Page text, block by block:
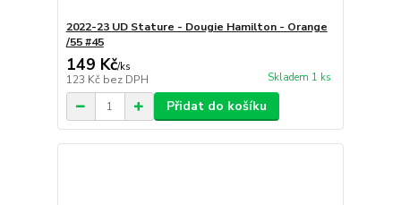
2022-23 UD Stature - Dougie Hamilton - Orange
/55 #45
149 Kč/ks
123 Kč bez DPH Skladem 1 ks
Přidat do košíku